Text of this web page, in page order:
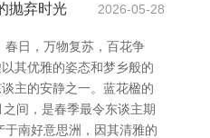
抛弃时光 2026-05-28
日，万物复苏，百花争
其优雅的姿态和梦乡般的
主的安静之一。蓝花楹的
间，是春季最令东谈主期
南好意思洲，因其清雅的